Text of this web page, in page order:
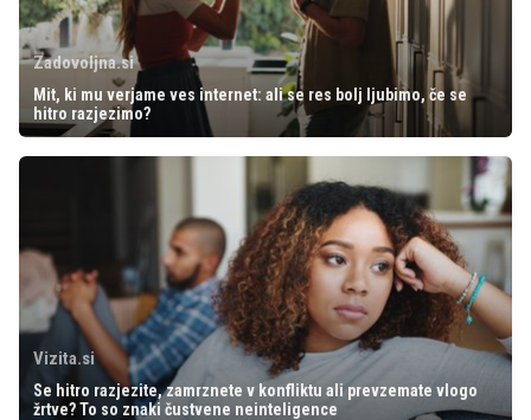
Zadovoljna.si
Mit, ki mu verjame ves internet: ali se res bolj ljubimo, če se
hitro razjezimo?
Vizita.si
Se hitro razjezite, zamrznete v konfliktu ali prevzemate vlogo
žrtve? To so znaki čustvene neinteligence